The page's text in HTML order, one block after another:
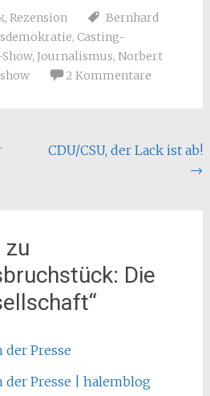
, Rezension
Bernhard
, Casting-
, Journalismus, Norbert
2 Kommentare
CDU/CSU, der Lack ist ab!
→
zu
Die
“
Presse
der Presse | halemblog